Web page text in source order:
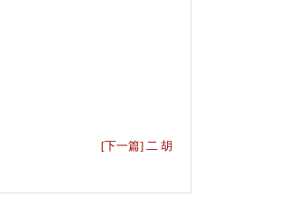
[下一篇] 二 胡